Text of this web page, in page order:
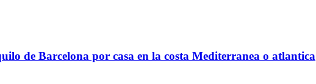
de Barcelona por casa en la costa Mediterranea o atlantica